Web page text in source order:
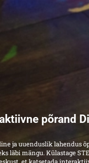
põrand
ja uuenduslik lahendus
läbi mängu. Külastage